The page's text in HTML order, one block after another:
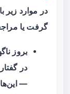
در موارد زیر
گرفت یا
بروز
در
—